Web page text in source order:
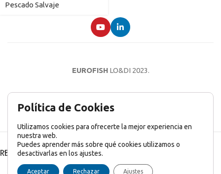
Pescado Salvaje
EUROFISHLO&DI 2023.
AVISO LEGAL POLÍTICA DE PRIVACIDAD
RECENT POSTS
Política de Cookies
Utilizamos cookies para ofrecerte la mejor experiencia en
nuestra web.
Puedes aprender más sobre qué cookies utilizamos o
desactivarlas en los ajustes.
Aceptar Rechazar Ajustes
English Inglés) Français(Francés